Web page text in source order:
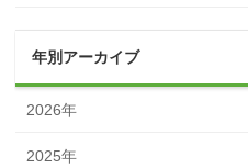
年別アーカイブ
2026年
2025年